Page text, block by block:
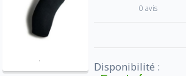
0 avis
Disponibilité :